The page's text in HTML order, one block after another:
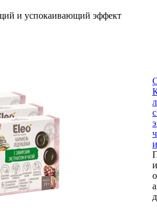
и успокаивающий эффект